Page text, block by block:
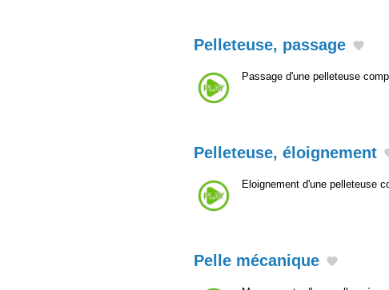
Pelleteuse, passage
Passage d'une pelleteuse
Pelleteuse, éloignement
Eloignement d'une pelleteuse
Pelle mécanique